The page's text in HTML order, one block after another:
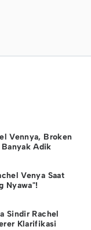
Vennya, Broken
Banyak Adik
Saat
Nyawa"!
Sindir Rachel
Klarifikasi